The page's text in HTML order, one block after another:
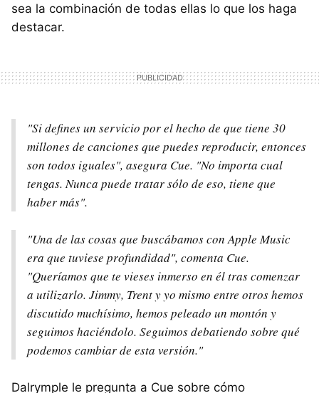
sea la combinación de todas ellas lo que los haga
destacar.
"Si defines un servicio por el hecho de que tiene 30
millones de canciones que puedes reproducir, entonces
son todos iguales", asegura Cue. "No importa cual
tengas. Nunca puede tratar sólo de eso, tiene que
haber más".
"Una de las cosas que buscábamos con Apple Music
era que tuviese profundidad", comenta Cue.
"Queríamos que te vieses inmerso en él tras comenzar
a utilizarlo. Jimmy, Trent y yo mismo entre otros hemos
discutido muchísimo, hemos peleado un montón y
seguimos haciéndolo. Seguimos debatiendo sobre qué
podemos cambiar de esta versión."
Dalrymple le pregunta a Cue sobre cómo